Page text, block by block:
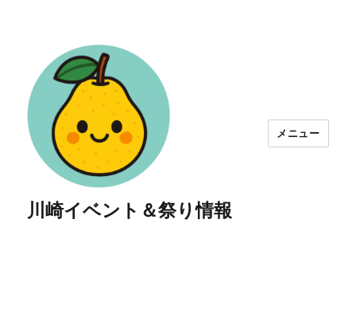
川崎イベント＆祭り情報
メニュー